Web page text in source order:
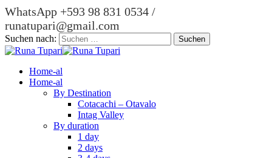
WhatsApp +593 98 831 0534 /
runatupari@gmail.com
Suchen nach:
Home-al
Home-al
By Destination
Cotacachi – Otavalo
Intag Valley
By duration
1 day
2 days